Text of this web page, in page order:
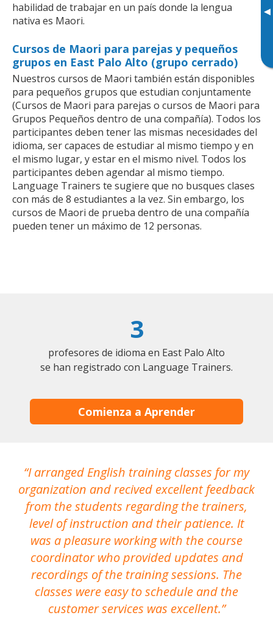
▸
habilidad de trabajar en un país donde la lengua
nativa es Maori.
Cursos de Maori para parejas y pequeños
grupos en East Palo Alto (grupo cerrado)
Nuestros cursos de Maori también están disponibles
para pequeños grupos que estudian conjuntamente
(Cursos de Maori para parejas o cursos de Maori para
Grupos Pequeños dentro de una compañía). Todos los
participantes deben tener las mismas necesidades del
idioma, ser capaces de estudiar al mismo tiempo y en
el mismo lugar, y estar en el mismo nivel. Todos los
participantes deben agendar al mismo tiempo.
Language Trainers te sugiere que no busques clases
con más de 8 estudiantes a la vez. Sin embargo, los
cursos de Maori de prueba dentro de una compañía
pueden tener un máximo de 12 personas.
3
profesores de idioma en East Palo Alto
se han registrado con Language Trainers.
Comienza a Aprender
I arranged English training classes for my
organization and recived excellent feedback
from the students regarding the trainers,
level of instruction and their patience. It
was a pleasure working with the course
coordinator who provided updates and
recordings of the training sessions. The
classes were easy to schedule and the
customer services was excellent.